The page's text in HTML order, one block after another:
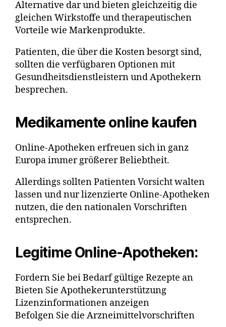
Alternative dar und bieten gleichzeitig die
gleichen Wirkstoffe und therapeutischen
Vorteile wie Markenprodukte.
Patienten, die über die Kosten besorgt sind,
sollten die verfügbaren Optionen mit
Gesundheitsdienstleistern und Apothekern
besprechen.
Medikamente online kaufen
Online-Apotheken erfreuen sich in ganz
Europa immer größerer Beliebtheit.
Allerdings sollten Patienten Vorsicht walten
lassen und nur lizenzierte Online-Apotheken
nutzen, die den nationalen Vorschriften
entsprechen.
Legitime Online-Apotheken:
Fordern Sie bei Bedarf gültige Rezepte an
Bieten Sie Apothekerunterstützung
Lizenzinformationen anzeigen
Befolgen Sie die Arzneimittelvorschriften